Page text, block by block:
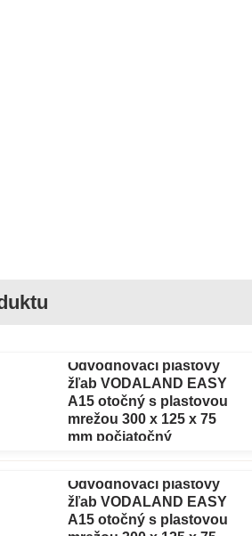
Odvodňovací plastový
žľab VODALAND EASY
A15 otočný s plastovou
mrežou 300 x 125 x 75
mm počiatočný
Odvodňovací plastový
žľab VODALAND EASY
A15 otočný s plastovou